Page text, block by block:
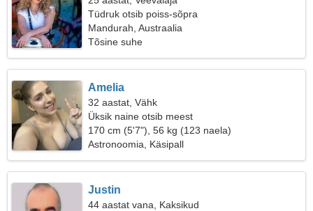
Tüdruk otsib poiss-sõpra
Mandurah, Austraalia
Tõsine suhe
Amelia
32 aastat, Vähk
Üksik naine otsib meest
170 cm (5'7"), 56 kg (123 naela)
Astronoomia, Käsipall
Justin
44 aastat vana, Kaksikud